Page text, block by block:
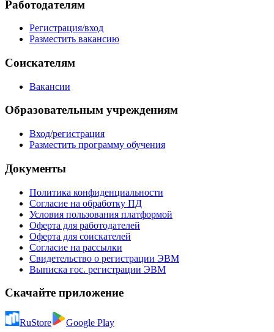
Работодателям
Регистрация/вход
Разместить вакансию
Соискателям
Вакансии
Образовательным учреждениям
Вход/регистрация
Разместить программу обучения
Документы
Политика конфиденциальности
Согласие на обработку ПД
Условия пользования платформой
Оферта для работодателей
Оферта для соискателей
Согласие на рассылки
Свидетельство о регистрации ЭВМ
Выписка гос. регистрации ЭВМ
Скачайте приложение
RuStore Google Play